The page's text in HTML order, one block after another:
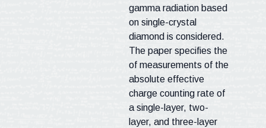
gamma radiation based
on single-crystal
diamond is considered.
The paper specifies the
of measurements of the
absolute effective
charge counting rate of
a single-layer, two-
layer, and three-layer